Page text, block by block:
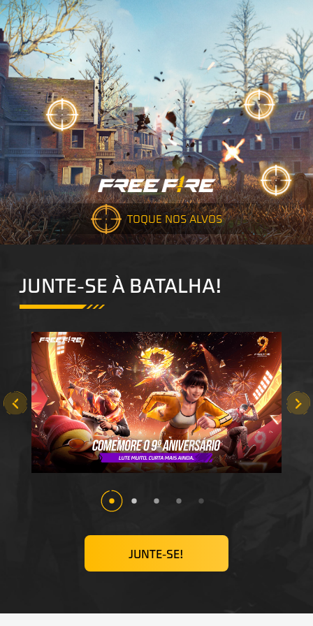
TOQUE NOS ALVOS
JUNTE-SE À BATALHA!
JUNTE-SE!